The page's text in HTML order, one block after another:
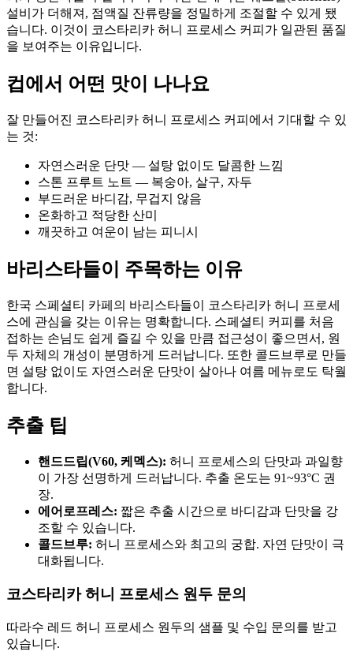
설비가 더해져, 점액질 잔류량을 정밀하게 조절할 수 있게 됐
습니다. 이것이 코스타리카 허니 프로세스 커피가 일관된 품질
을 보여주는 이유입니다.
컵에서 어떤 맛이 나나요
잘 만들어진 코스타리카 허니 프로세스 커피에서 기대할 수 있
는 것:
자연스러운 단맛 — 설탕 없이도 달콤한 느낌
스톤 프루트 노트 — 복숭아, 살구, 자두
부드러운 바디감, 무겁지 않음
온화하고 적당한 산미
깨끗하고 여운이 남는 피니시
바리스타들이 주목하는 이유
한국 스페셜티 카페의 바리스타들이 코스타리카 허니 프로세
스에 관심을 갖는 이유는 명확합니다. 스페셜티 커피를 처음
접하는 손님도 쉽게 즐길 수 있을 만큼 접근성이 좋으면서, 원
두 자체의 개성이 분명하게 드러납니다. 또한 콜드브루로 만들
면 설탕 없이도 자연스러운 단맛이 살아나 여름 메뉴로도 탁월
합니다.
추출 팁
핸드드립(V60, 케멕스): 허니 프로세스의 단맛과 과일향
이 가장 선명하게 드러납니다. 추출 온도는 91~93°C 권
장.
에어로프레스: 짧은 추출 시간으로 바디감과 단맛을 강
조할 수 있습니다.
콜드브루: 허니 프로세스와 최고의 궁합. 자연 단맛이 극
대화됩니다.
코스타리카 허니 프로세스 원두 문의
따라수 레드 허니 프로세스 원두의 샘플 및 수입 문의를 받고
있습니다.